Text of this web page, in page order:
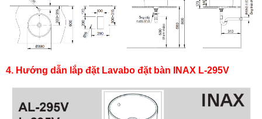
4. Hướng dẫn lắp đặt Lavabo đặt bàn INAX L-295V